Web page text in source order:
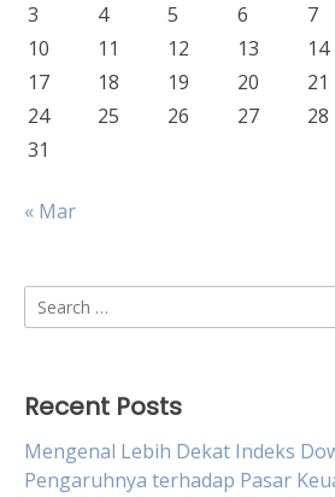
3
4 5 6 7
10
11 12 13 14
17
18 19 20 21
24
25 26 27 28
31
« Mar
Search
for:
Recent Posts
Mengenal Lebih Dekat Indeks
Pengaruhnya terhadap Pasar